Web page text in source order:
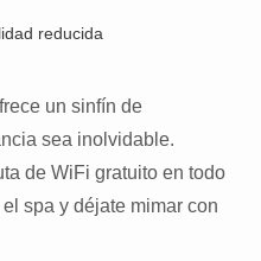
reducida
un sinfín de
sea inolvidable.
de WiFi gratuito en todo
spa y déjate mimar con